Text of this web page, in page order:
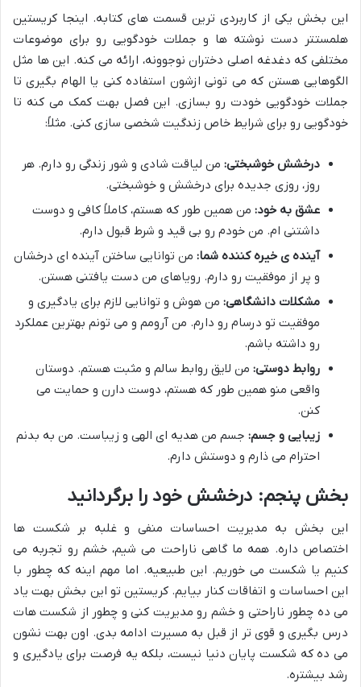
این بخش یکی از کاربردی ترین قسمت های کتابه. اینجا کریستین
هلمستتر دست نوشته ها و جملات خودگویی رو برای موضوعات
مختلفی که دغدغه اصلی دختران نوجوونه، ارائه می کنه. این ها مثل
الگوهایی هستن که می تونی ازشون استفاده کنی یا الهام بگیری تا
جملات خودگویی خودت رو بسازی. این فصل بهت کمک می کنه تا
خودگویی رو برای شرایط خاص زندگیت شخصی سازی کنی. مثلاً:
درخشش خوشبختی: من لیاقت شادی و شور زندگی رو دارم. هر
روز، روزی جدیده برای درخشش و خوشبختی.
عشق به خود: من همین طور که هستم، کاملاً کافی و دوست
داشتنی ام. من خودم رو بی قید و شرط قبول دارم.
آینده ی خیره کننده شما: من توانایی ساختن آینده ای درخشان
و پر از موفقیت رو دارم. رویاهای من دست یافتنی هستن.
مشکلات دانشگاهی: من هوش و توانایی لازم برای یادگیری و
موفقیت تو درسام رو دارم. من آرومم و می تونم بهترین عملکرد
رو داشته باشم.
روابط دوستی: من لایق روابط سالم و مثبت هستم. دوستان
واقعی منو همین طور که هستم، دوست دارن و حمایت می
کنن.
زیبایی و جسم: جسم من هدیه ای الهی و زیباست. من به بدنم
احترام می ذارم و دوستش دارم.
بخش پنجم: درخشش خود را برگردانید
این بخش به مدیریت احساسات منفی و غلبه بر شکست ها
اختصاص داره. همه ما گاهی ناراحت می شیم، خشم رو تجربه می
کنیم یا شکست می خوریم. این طبیعیه. اما مهم اینه که چطور با
این احساسات و اتفاقات کنار بیایم. کریستین تو این بخش بهت یاد
می ده چطور ناراحتی و خشم رو مدیریت کنی و چطور از شکست هات
درس بگیری و قوی تر از قبل به مسیرت ادامه بدی. اون بهت نشون
می ده که شکست پایان دنیا نیست، بلکه یه فرصت برای یادگیری و
رشد بیشتره.